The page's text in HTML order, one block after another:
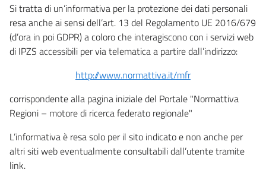
Si tratta di un’informativa per la protezione dei dati personali
resa anche ai sensi dell’art. 13 del Regolamento UE 2016/679
(d’ora in poi GDPR) a coloro che interagiscono con i servizi web
di IPZS accessibili per via telematica a partire dall’indirizzo:
http://www.normattiva.it/mfr
corrispondente alla pagina iniziale del Portale "Normattiva
Regioni – motore di ricerca federato regionale"
L’informativa è resa solo per il sito indicato e non anche per
altri siti web eventualmente consultabili dall’utente tramite
link.